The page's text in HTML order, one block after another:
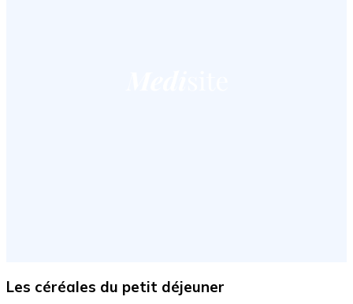
Les céréales du petit déjeuner